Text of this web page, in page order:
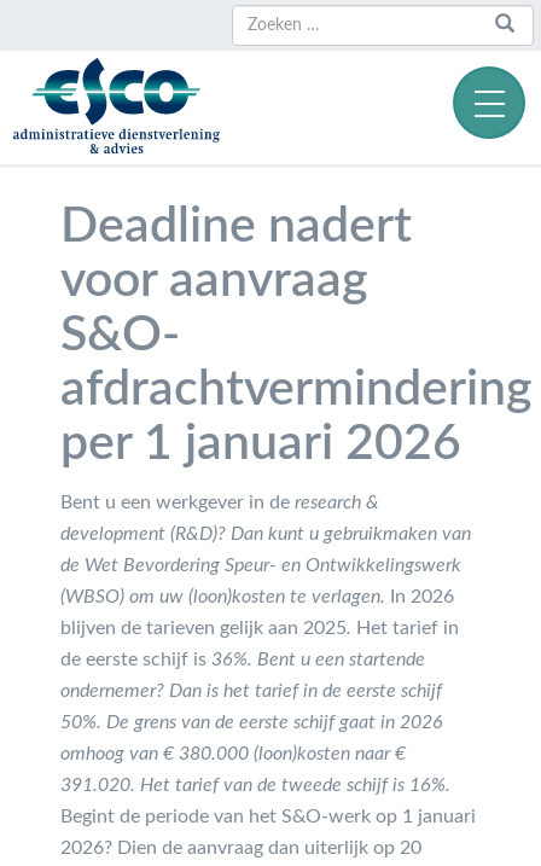
Zoeken
Zoeken
naar:
Deadline nadert
voor aanvraag
S&O-
afdrachtvermindering
per 1 januari 2026
Bent u een werkgever in de research &
development (R&D)? Dan kunt u gebruikmaken van
de Wet Bevordering Speur- en Ontwikkelingswerk
(WBSO) om uw (loon)kosten te verlagen.
In 2026
blijven de tarieven gelijk aan 2025. Het tarief in
de eerste schijf is 36%. Bent u een startende
ondernemer? Dan is het tarief in de eerste schijf
50%. De grens van de eerste schijf gaat in 2026
omhoog van € 380.000 (loon)kosten naar €
391.020. Het tarief van de tweede schijf is 16%.
Begint de periode van het S&O-werk op 1 januari
2026? Dien de aanvraag dan uiterlijk op 20